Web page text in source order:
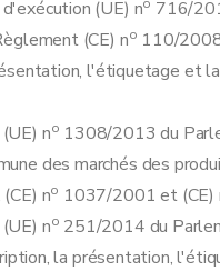
Autres obligations
(UE) n 716/
(CE) no 110/
l'étiquetage et
no 1308/2013 du
des marchés des
no 1037/2001 et (CE)
no 251/2014 du
la présentation,